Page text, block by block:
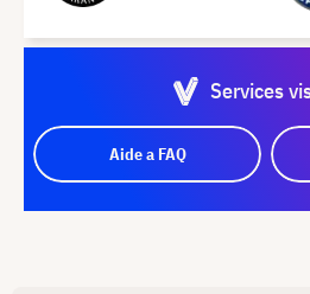
Services
Aide a FAQ